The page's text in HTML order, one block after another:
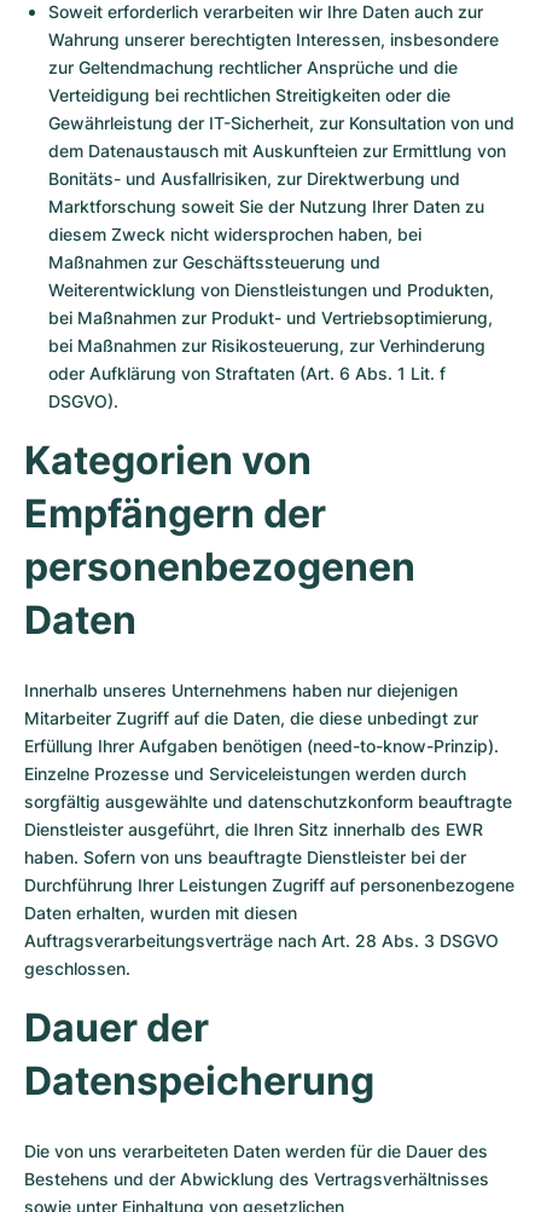
Soweit erforderlich verarbeiten wir Ihre Daten auch zur
Wahrung unserer berechtigten Interessen, insbesondere
zur Geltendmachung rechtlicher Ansprüche und die
Verteidigung bei rechtlichen Streitigkeiten oder die
Gewährleistung der IT-Sicherheit, zur Konsultation von und
dem Datenaustausch mit Auskunfteien zur Ermittlung von
Bonitäts- und Ausfallrisiken, zur Direktwerbung und
Marktforschung soweit Sie der Nutzung Ihrer Daten zu
diesem Zweck nicht widersprochen haben, bei
Maßnahmen zur Geschäftssteuerung und
Weiterentwicklung von Dienstleistungen und Produkten,
bei Maßnahmen zur Produkt- und Vertriebsoptimierung,
bei Maßnahmen zur Risikosteuerung, zur Verhinderung
oder Aufklärung von Straftaten (Art. 6 Abs. 1 Lit. f
DSGVO).
Kategorien von
Empfängern der
personenbezogenen
Daten
Innerhalb unseres Unternehmens haben nur diejenigen
Mitarbeiter Zugriff auf die Daten, die diese unbedingt zur
Erfüllung Ihrer Aufgaben benötigen (need-to-know-Prinzip).
Einzelne Prozesse und Serviceleistungen werden durch
sorgfältig ausgewählte und datenschutzkonform beauftragte
Dienstleister ausgeführt, die Ihren Sitz innerhalb des EWR
haben. Sofern von uns beauftragte Dienstleister bei der
Durchführung Ihrer Leistungen Zugriff auf personenbezogene
Daten erhalten, wurden mit diesen
Auftragsverarbeitungsverträge nach Art. 28 Abs. 3 DSGVO
geschlossen.
Dauer der
Datenspeicherung
Die von uns verarbeiteten Daten werden für die Dauer des
Bestehens und der Abwicklung des Vertragsverhältnisses
sowie unter Einhaltung von gesetzlichen